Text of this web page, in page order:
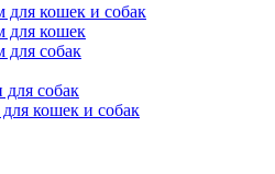
для кошек и собак
для кошек
для собак
собак
кошек и собак